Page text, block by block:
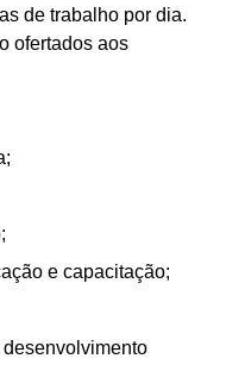
de trabalho por dia.
ofertados aos
e capacitação;